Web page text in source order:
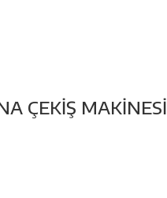
ÇEKİŞ MAKİNESİ